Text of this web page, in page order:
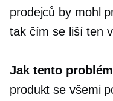
prodejců by mohl
tak čím se liší ten
Jak tento
produkt se všemi